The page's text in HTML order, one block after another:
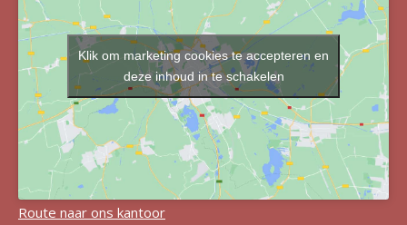
Klik om marketing cookies te accepteren en
deze inhoud in te schakelen
Route naar ons kantoor